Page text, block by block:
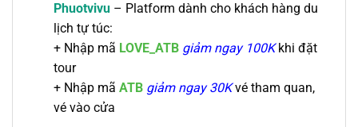
Phuotvivu – Platform dành cho khách hàng du
lịch tự túc:
+ Nhập mã LOVE_ATB giảm ngay 100Kkhi đặt
tour
+ Nhập mã ATBgiảm ngay 30Kvé tham quan,
vé vào cửa